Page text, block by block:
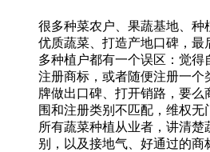
很多种菜农户、果蔬基地、种
优质蔬菜、打造产地口碑，最
多种植户都有一个误区：觉得
注册商标，或者随便注册一个
牌做出口碑、打开销路，要
围和注册类别不匹配，维权
所有蔬菜种植从业者，讲清
别，以及接地气、好通过的商